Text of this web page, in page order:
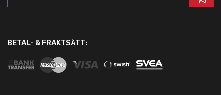
BETAL- & FRAKTSÄTT: